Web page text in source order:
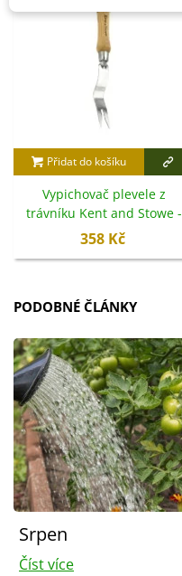
Přidat do košíku
Vypichovač plevele z
trávníku Kent and Stowe -
nerezová ocel - 1 ks
358 Kč
PODOBNÉ ČLÁNKY
Srpen
Číst více